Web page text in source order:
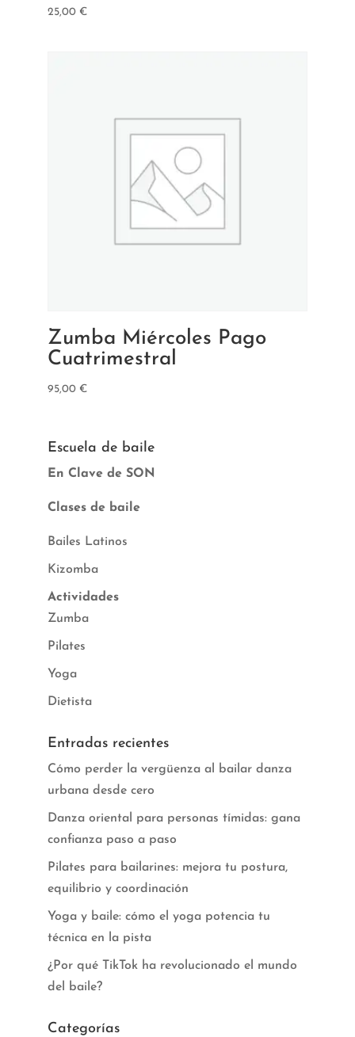
25,00 €
Zumba Miércoles Pago
Cuatrimestral
95,00 €
Escuela de baile
En Clave de SON
Clases de baile
Bailes Latinos
Kizomba
Actividades
Zumba
Pilates
Yoga
Dietista
Entradas recientes
Cómo perder la vergüenza al bailar danza
urbana desde cero
Danza oriental para personas tímidas: gana
confianza paso a paso
Pilates para bailarines: mejora tu postura,
equilibrio y coordinación
Yoga y baile: cómo el yoga potencia tu
técnica en la pista
¿Por qué TikTok ha revolucionado el mundo
del baile?
Categorías